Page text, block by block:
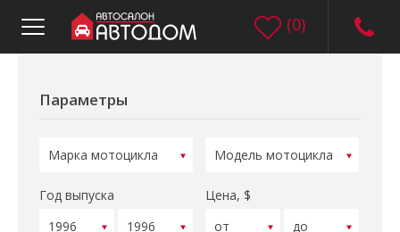
(0)
Параметры
Год выпуска Цена, $